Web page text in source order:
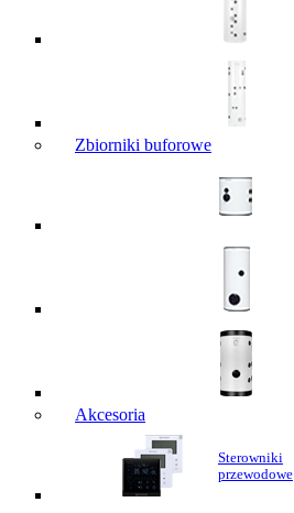
Zbiorniki buforowe
Akcesoria
Sterowniki
przewodowe